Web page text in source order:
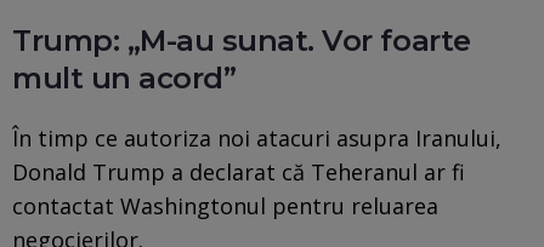
Trump: „M-au sunat. Vor foarte
mult un acord”
În timp ce autoriza noi atacuri asupra Iranului,
Donald Trump a declarat că Teheranul ar fi
contactat Washingtonul pentru reluarea
negocierilor.